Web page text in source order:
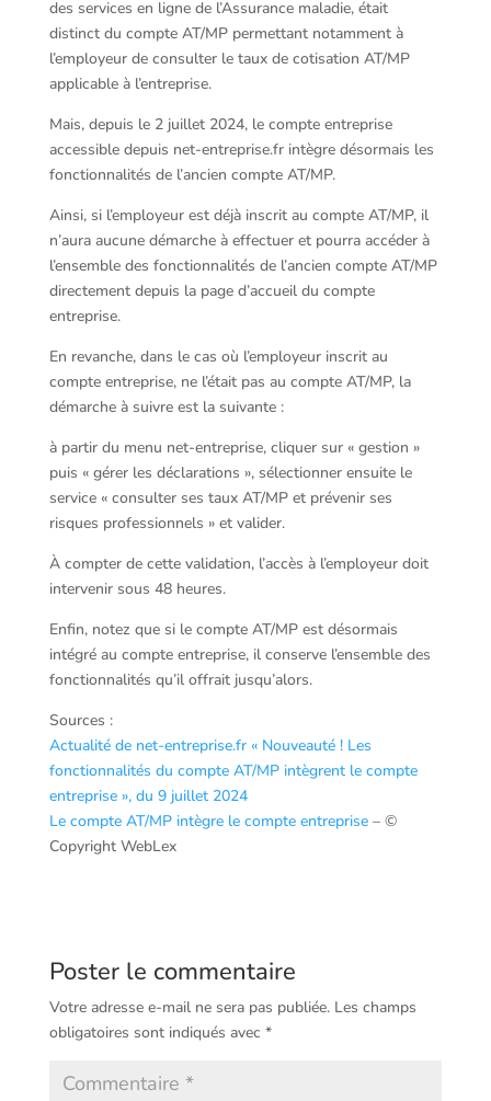
des services en ligne de l’Assurance maladie, était
distinct du compte AT/MP permettant notamment à
l’employeur de consulter le taux de cotisation AT/MP
applicable à l’entreprise.
Mais, depuis le 2 juillet 2024, le compte entreprise
accessible depuis net-entreprise.fr intègre désormais les
fonctionnalités de l’ancien compte AT/MP.
Ainsi, si l’employeur est déjà inscrit au compte AT/MP, il
n’aura aucune démarche à effectuer et pourra accéder à
l’ensemble des fonctionnalités de l’ancien compte AT/MP
directement depuis la page d’accueil du compte
entreprise.
En revanche, dans le cas où l’employeur inscrit au
compte entreprise, ne l’était pas au compte AT/MP, la
démarche à suivre est la suivante :
à partir du menu net-entreprise, cliquer sur « gestion »
puis « gérer les déclarations », sélectionner ensuite le
service « consulter ses taux AT/MP et prévenir ses
risques professionnels » et valider.
À compter de cette validation, l’accès à l’employeur doit
intervenir sous 48 heures.
Enfin, notez que si le compte AT/MP est désormais
intégré au compte entreprise, il conserve l’ensemble des
fonctionnalités qu’il offrait jusqu’alors.
Sources :
Actualité de net-entreprise.fr « Nouveauté ! Les
fonctionnalités du compte AT/MP intègrent le compte
entreprise », du 9 juillet 2024
Le compte AT/MP intègre le compte entreprise – ©
Copyright WebLex
Poster le commentaire
Votre adresse e-mail ne sera pas publiée. Les champs
obligatoires sont indiqués avec *